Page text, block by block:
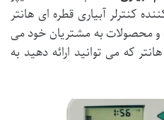
کنترلر آبیاری قطره ای هانتر
و محصولات به مشتریان خود می
که می توانید ارائه دهید به